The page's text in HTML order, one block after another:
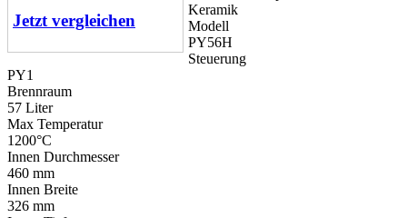
Jetzt vergleichen
Keramik
Modell
PY56H
Steuerung
PY1
Brennraum
57 Liter
Max Temperatur
1200°C
Innen Durchmesser
460 mm
Innen Breite
326 mm